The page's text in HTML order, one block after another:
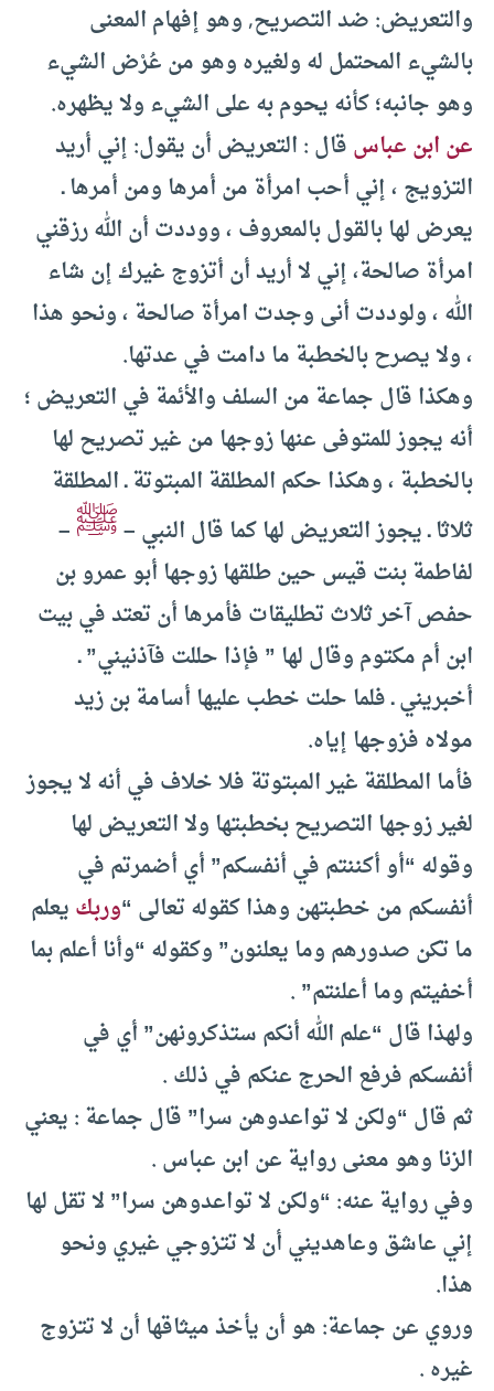
والتعريض: ضد التصريح, وهو إفهام المعنى
بالشيء المحتمل له ولغيره وهو من عُرْض الشيء
وهو جانبه؛ كأنه يحوم به على الشيء ولا يظهره.
عن ابن عباسقال : التعريض أن يقول: إني أريد
التزويج ، إني أحب امرأة من أمرها ومن أمرها ـ
يعرض لها بالقول بالمعروف ، ووددت أن الله رزقني
امرأة صالحة، إني لا أريد أن أتزوج غيرك إن شاء
الله ، ولوددت أنى وجدت امرأة صالحة ، ونحو هذا
، ولا يصرح بالخطبة ما دامت في عدتها.
وهكذا قال جماعة من السلف والأئمة في التعريض ؛
أنه يجوز للمتوفى عنها زوجها من غير تصريح لها
بالخطبة ، وهكذا حكم المطلقة المبتوتة ـ المطلقة
ثلاثا ـ يجوز التعريض لها كما قال النبي –ﷺ–
لفاطمة بنت قيس حين طلقها زوجها أبو عمرو بن
حفص آخر ثلاث تطليقات فأمرها أن تعتد في بيت
ابن أم مكتوم وقال لها ” فإذا حللت فآذنيني” ـ
أخبريني ـ فلما حلت خطب عليها أسامة بن زيد
مولاه فزوجها إياه.
فأما المطلقة غير المبتوتة فلا خلاف في أنه لا يجوز
لغير زوجها التصريح بخطبتها ولا التعريض لها
وقوله “أو أكننتم في أنفسكم” أي أضمرتم في
أنفسكم من خطبتهن وهذا كقوله تعالى “وربكيعلم
ما تكن صدورهم وما يعلنون” وكقوله “وأنا أعلم بما
أخفيتم وما أعلنتم” .
ولهذا قال “علم الله أنكم ستذكرونهن” أي في
أنفسكم فرفع الحرج عنكم في ذلك .
ثم قال “ولكن لا تواعدوهن سرا” قال جماعة : يعني
الزنا وهو معنى رواية عن ابن عباس .
وفي رواية عنه: “ولكن لا تواعدوهن سرا” لا تقل لها
إني عاشق وعاهديني أن لا تتزوجي غيري ونحو
هذا.
وروي عن جماعة: هو أن يأخذ ميثاقها أن لا تتزوج
غيره .